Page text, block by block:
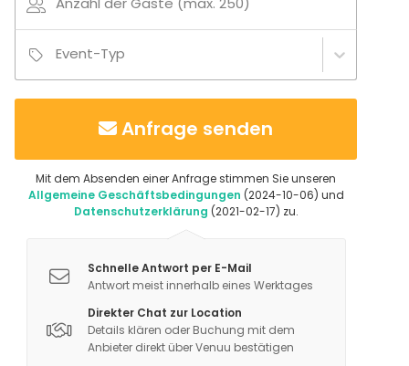
Location-Typ
Festsaal
Veranstaltungsraum
Restaurant
Speisesaal / Séparée
Partyraum
Freizeitlocation
Zusätzliche Informationen zu Dienstleistungen und
Einrichtungen
Der Große Saal verfügt über Starkstrom sowie ein
integriertes Mischpult/DJ-System und bietet dank der
entfallenden Lautstärkebeschränkungen beste
Event-Typ
Anfrage senden
Mit dem Absenden einer Anfrage stimmen Sie unseren
Allgemeine Geschäftsbedingungen (2024-10-06) und
Datenschutzerklärung (2021-02-17) zu.
Schnelle Antwort per E-Mail
Antwort meist innerhalb eines Werktages
Direkter Chat zur Location
Details klären oder Buchung mit dem
Anbieter direkt über Venuu bestätigen